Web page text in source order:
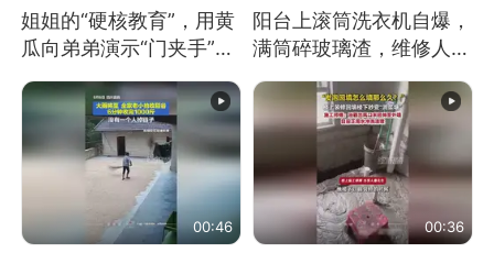
姐姐的“硬核教育”，用黄
瓜向弟弟演示“门夹手”，
教！
阳台上滚筒洗衣机自爆，
满筒碎玻璃渣，维修人员
洗衣机自爆
00:46 00:36